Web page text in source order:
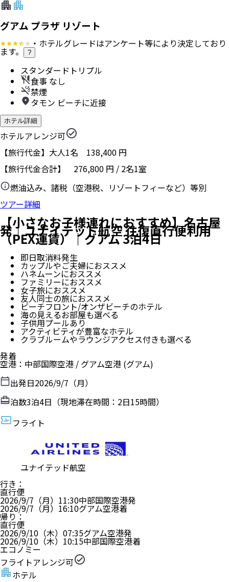
グアム プラザ リゾート
・ホテルグレードはアンケート等により決定しており
ます。 ?
スタンダードトリプル
食事 なし
禁煙
タモン ビーチに近接
ホテル詳細
ホテルアレンジ可
【旅行代金】大人1名 138,400 円
【旅行代金合計】 276,800 円 / 2名1室
燃油込み、諸税（空港税、リゾートフィーなど）等別
ツアー詳細
【小さなお子様連れにおすすめ】名古屋
発｜ユナイテッド航空 往復直行便利用
（PEX運賃）｜グアム 3泊4日
即日取消料発生
カップルやご夫婦におススメ
ハネムーンにおススメ
ファミリーにおススメ
女子旅におススメ
友人同士の旅におススメ
ビーチフロント/オンザビーチのホテル
海の見えるお部屋も選べる
子供用プールあり
アクティビティが豊富なホテル
クラブルームやラウンジアクセス付きも選べる
発着
空港 ： 中部国際空港 / グアム空港 (グアム)
出発日2026/9/7（月）
泊数3泊4日（現地滞在時間： 2日15時間）
フライト
ユナイテッド航空
行き ：
直行便
2026/9/7（月） 11:30中部国際空港発
2026/9/7（月） 16:10グアム空港着
帰り ：
直行便
2026/9/10（木） 07:35グアム空港発
2026/9/10（木） 10:15中部国際空港着
エコノミー
フライトアレンジ可
ホテル